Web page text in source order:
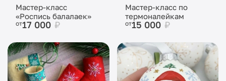
Мастер-класс
«Роспись балалаек»
от17 000 ₽
Мастер-класс по
термоналейкам
от15 000 ₽